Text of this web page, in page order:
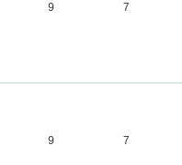
9 7
9 7